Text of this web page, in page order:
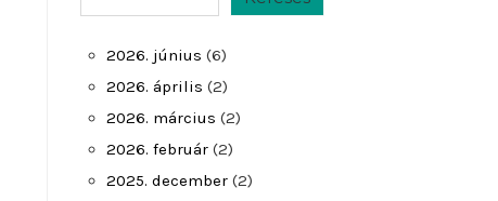
2026. június (6)
2026. április (2)
2026. március (2)
2026. február (2)
2025. december (2)